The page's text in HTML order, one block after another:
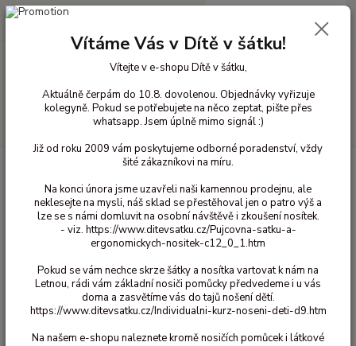
+420 603 818 836
0 Kč
Vlněné oblečení pro děti Ponožky vlna
Ponožky vlna
23-26
29-33
32-35
Vítáme Vás v Dítě v šátku!
Vítejte v e-shopu Dítě v šátku,
Aktuálně čerpám do 10.8. dovolenou. Objednávky vyřizuje
kolegyně. Pokud se potřebujete na něco zeptat, pište přes
whatsapp. Jsem úplně mimo signál :)
Již od roku 2009 vám poskytujeme odborné poradenství, vždy
šité zákazníkovi na míru.
Na konci února jsme uzavřeli naši kamennou prodejnu, ale
neklesejte na mysli, náš sklad se přestěhoval jen o patro výš a
lze se s námi domluvit na osobní návštěvě i zkoušení nosítek.
- viz. https://www.ditevsatku.cz/Pujcovna-satku-a-
ergonomickych-nositek-c12_0_1.htm
Pokud se vám nechce skrze šátky a nosítka vartovat k nám na
Letnou, rádi vám základní nosiči pomůcky předvedeme i u vás
doma a zasvětíme vás do tajů nošení dětí.
https://www.ditevsatku.cz/Individualni-kurz-noseni-deti-d9.htm
Na našem e-shopu naleznete kromě nosičích pomůcek i látkové